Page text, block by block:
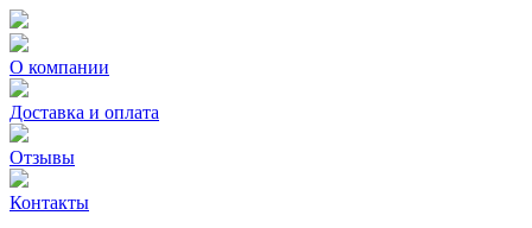
О компании
Доставка и оплата
Отзывы
Контакты